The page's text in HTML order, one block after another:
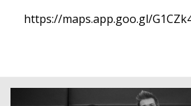
https://maps.app.goo.gl/